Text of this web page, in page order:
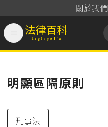
關於我們
法律百科 Legispedia
明顯區隔原則
刑事法